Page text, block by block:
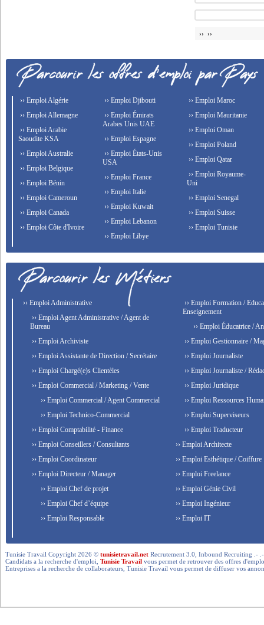
›› ››
›› Emploi Algérie
›› Emploi Allemagne
›› Emploi Arabie
Saoudite KSA
›› Emploi Australie
›› Emploi Belgique
›› Emploi Bénin
›› Emploi Cameroun
›› Emploi Canada
›› Emploi Côte d'Ivoire
›› Emploi Djibouti
›› Emploi Émirats
Arabes Unis UAE
›› Emploi Espagne
›› Emploi États-Unis
USA
›› Emploi France
›› Emploi Italie
›› Emploi Kuwait
›› Emploi Lebanon
›› Emploi Libye
›› Emploi Maroc
›› Emploi Mauritanie
›› Emploi Oman
›› Emploi Poland
›› Emploi Qatar
›› Emploi Royaume-
Uni
›› Emploi Senegal
›› Emploi Suisse
›› Emploi Tunisie
›› Emploi Administrative
›› Emploi Agent Administrative / Agent de
Bureau
›› Emploi Archiviste
›› Emploi Assistante de Direction / Secrétaire
›› Emploi Chargé(e)s Clientèles
›› Emploi Commercial / Marketing / Vente
›› Emploi Commercial / Agent Commercial
›› Emploi Technico-Commercial
›› Emploi Comptabilité - Finance
›› Emploi Conseillers / Consultants
›› Emploi Coordinateur
›› Emploi Directeur / Manager
›› Emploi Chef de projet
›› Emploi Chef d’équipe
›› Emploi Responsable
›› Emploi Formation /
Enseignement
›› Emploi Éducatrice /
›› Emploi Gestionnaire /
›› Emploi Journaliste
›› Emploi Journaliste /
›› Emploi Juridique
›› Emploi Ressources
›› Emploi Superviseurs
›› Emploi Traducteur
›› Emploi Architecte
›› Emploi Esthétique / Coiffure
›› Emploi Freelance
›› Emploi Génie Civil
›› Emploi Ingénieur
›› Emploi IT
Tunisie Travail Copyright 2026 ©tunisietravail.net Recrutement 3.0, Inbound Recruiting .-
Candidats a la recherche d'emploi,Tunisie Travail vous permet de retrouver des offres
Entreprises a la recherche de collaborateurs, Tunisie Travail vous permet de diffuser vos